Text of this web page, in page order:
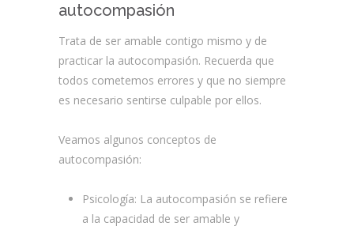
autocompasión
Trata de ser amable contigo mismo y de
practicar la autocompasión. Recuerda que
todos cometemos errores y que no siempre
es necesario sentirse culpable por ellos.
Veamos algunos conceptos de
autocompasión:
Psicología: La autocompasión se refiere
a la capacidad de ser amable y